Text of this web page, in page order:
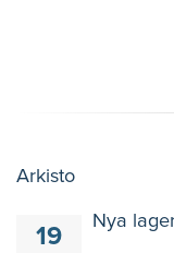
Arkisto
19
Nya